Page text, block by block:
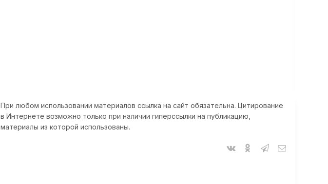
При любом использовании материалов ссылка на сайт обязательна. Цитирование
в Интернете возможно только при наличии гиперссылки на публикацию,
материалы из которой использованы.